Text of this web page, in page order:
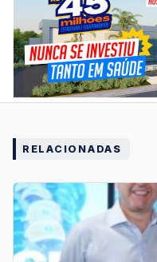
RELACIONADAS